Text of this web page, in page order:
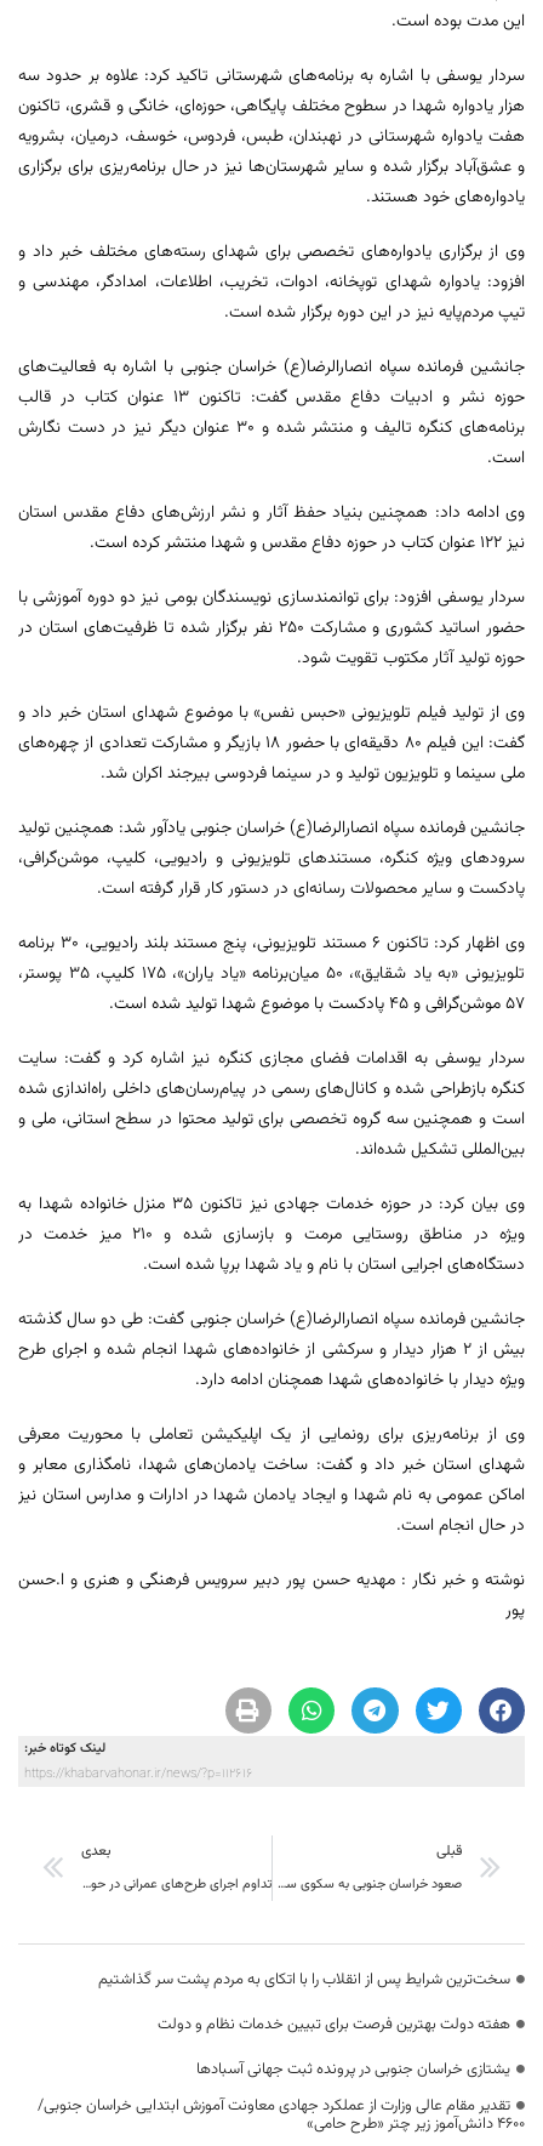
این مدت بوده است.
سردار یوسفی با اشاره به برنامه‌های شهرستانی تاکید کرد: علاوه بر حدود سه
هزار یادواره شهدا در سطوح مختلف پایگاهی، حوزه‌ای، خانگی و قشری، تاکنون
هفت یادواره شهرستانی در نهبندان، طبس، فردوس، خوسف، درمیان، بشرویه
و عشق‌آباد برگزار شده و سایر شهرستان‌ها نیز در حال برنامه‌ریزی برای برگزاری
یادواره‌های خود هستند.
وی از برگزاری یادواره‌های تخصصی برای شهدای رسته‌های مختلف خبر داد و
افزود: یادواره شهدای توپخانه، ادوات، تخریب، اطلاعات، امدادگر، مهندسی و
تیپ مردم‌پایه نیز در این دوره برگزار شده است.
جانشین فرمانده سپاه انصارالرضا(ع) خراسان جنوبی با اشاره به فعالیت‌های
حوزه نشر و ادبیات دفاع مقدس گفت: تاکنون ۱۳ عنوان کتاب در قالب
برنامه‌های کنگره تالیف و منتشر شده و ۳۰ عنوان دیگر نیز در دست نگارش
است.
وی ادامه داد: همچنین بنیاد حفظ آثار و نشر ارزش‌های دفاع مقدس استان
نیز ۱۲۲ عنوان کتاب در حوزه دفاع مقدس و شهدا منتشر کرده است.
سردار یوسفی افزود: برای توانمندسازی نویسندگان بومی نیز دو دوره آموزشی با
حضور اساتید کشوری و مشارکت ۲۵۰ نفر برگزار شده تا ظرفیت‌های استان در
حوزه تولید آثار مکتوب تقویت شود.
وی از تولید فیلم تلویزیونی «حبس نفس» با موضوع شهدای استان خبر داد و
گفت: این فیلم ۸۰ دقیقه‌ای با حضور ۱۸ بازیگر و مشارکت تعدادی از چهره‌های
ملی سینما و تلویزیون تولید و در سینما فردوسی بیرجند اکران شد.
جانشین فرمانده سپاه انصارالرضا(ع) خراسان جنوبی یادآور شد: همچنین تولید
سرودهای ویژه کنگره، مستندهای تلویزیونی و رادیویی، کلیپ، موشن‌گرافی،
پادکست و سایر محصولات رسانه‌ای در دستور کار قرار گرفته است.
وی اظهار کرد: تاکنون ۶ مستند تلویزیونی، پنج مستند بلند رادیویی، ۳۰ برنامه
تلویزیونی «به یاد شقایق»، ۵۰ میان‌برنامه «یاد یاران»، ۱۷۵ کلیپ، ۳۵ پوستر،
۵۷ موشن‌گرافی و ۴۵ پادکست با موضوع شهدا تولید شده است.
سردار یوسفی به اقدامات فضای مجازی کنگره نیز اشاره کرد و گفت: سایت
کنگره بازطراحی شده و کانال‌های رسمی در پیام‌رسان‌های داخلی راه‌اندازی شده
است و همچنین سه گروه تخصصی برای تولید محتوا در سطح استانی، ملی و
بین‌المللی تشکیل شده‌اند.
وی بیان کرد: در حوزه خدمات جهادی نیز تاکنون ۳۵ منزل خانواده شهدا به
ویژه در مناطق روستایی مرمت و بازسازی شده و ۲۱۰ میز خدمت در
دستگاه‌های اجرایی استان با نام و یاد شهدا برپا شده است.
جانشین فرمانده سپاه انصارالرضا(ع) خراسان جنوبی گفت: طی دو سال گذشته
بیش از ۲ هزار دیدار و سرکشی از خانواده‌های شهدا انجام شده و اجرای طرح
ویژه دیدار با خانواده‌های شهدا همچنان ادامه دارد.
وی از برنامه‌ریزی برای رونمایی از یک اپلیکیشن تعاملی با محوریت معرفی
شهدای استان خبر داد و گفت: ساخت یادمان‌های شهدا، نامگذاری معابر و
اماکن عمومی به نام شهدا و ایجاد یادمان شهدا در ادارات و مدارس استان نیز
در حال انجام است.
نوشته و خبر نگار : مهدیه حسن پور دبیر سرویس فرهنگی و هنری و ا.حسن
پور
لینک کوتاه خبر:
https://khabarvahonar.ir/news/?p=112616
قبلی
صعود خراسان جنوبی به سکوی سوم محیط کسب‌ و کار ایران
بعدی
تداوم اجرای طرح‌های عمرانی در حوزه‌های آب، راه و آموزش در شهرستان بیرجند
سخت‌ترین شرایط پس از انقلاب را با اتکای به مردم پشت سر گذاشتیم
هفته دولت بهترین فرصت برای تبیین خدمات نظام و دولت
یشتازی خراسان جنوبی در پرونده ثبت جهانی آسبادها
تقدیر مقام عالی وزارت از عملکرد جهادی معاونت آموزش ابتدایی خراسان جنوبی/
۴۶۰۰ دانش‌آموز زیر چتر «طرح حامی»